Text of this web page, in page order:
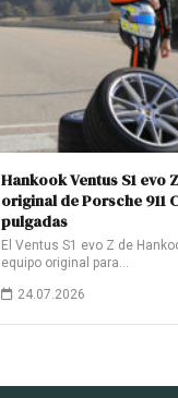
Hankook Ventus S1 evo
original de Porsche 911
pulgadas
El Ventus S1 evo Z de
equipo original para…
24.07.2026